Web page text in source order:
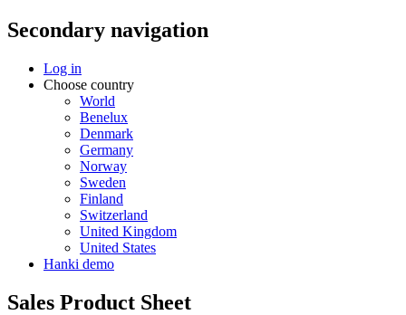
Secondary navigation
Log in
Choose country
World
Benelux
Denmark
Germany
Norway
Sweden
Finland
Switzerland
United Kingdom
United States
Hanki demo
Sales Product Sheet